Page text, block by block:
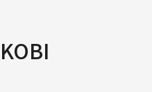
KOBI